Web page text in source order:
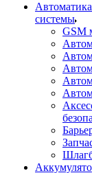
системы
GSM